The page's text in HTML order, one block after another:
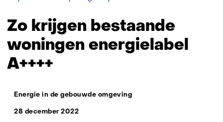
bestaande
woningen
energielabel
A++++
Zo krijgen bestaande
woningen energielabel
A++++
Thema:
Energie in de gebouwde omgeving
28 december 2022